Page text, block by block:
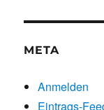
META
Anmelden
Eintrags-